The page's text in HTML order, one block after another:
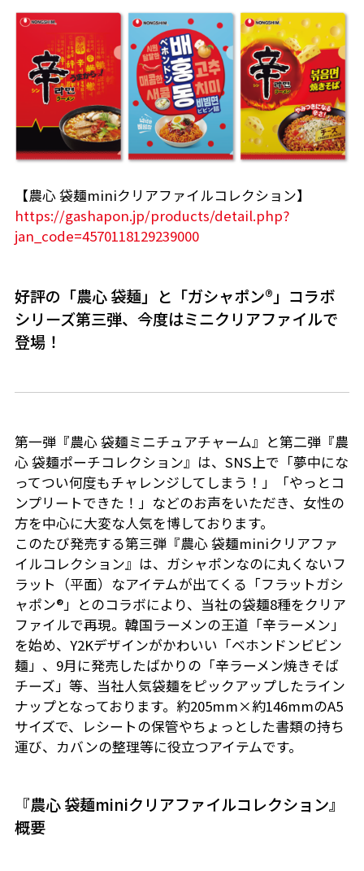
【農心 袋麺miniクリアファイルコレクション】
https://gashapon.jp/products/detail.php?
jan_code=4570118129239000
好評の「農心 袋麺」と「ガシャポン®」コラボ
シリーズ第三弾、今度はミニクリアファイルで
登場！
第一弾『農心 袋麺ミニチュアチャーム』と第二弾『農
心 袋麺ポーチコレクション』は、SNS上で「夢中にな
ってつい何度もチャレンジしてしまう！」「やっとコ
ンプリートできた！」などのお声をいただき、女性の
方を中心に大変な人気を博しております。
このたび発売する第三弾『農心 袋麺miniクリアファ
イルコレクション』は、ガシャポンなのに丸くないフ
ラット（平面）なアイテムが出てくる「フラットガシ
ャポン®」とのコラボにより、当社の袋麺8種をクリア
ファイルで再現。韓国ラーメンの王道「辛ラーメン」
を始め、Y2Kデザインがかわいい「ベホンドンビビン
麺」、9月に発売したばかりの「辛ラーメン焼きそば
チーズ」等、当社人気袋麺をピックアップしたライン
ナップとなっております。約205mm×約146mmのA5
サイズで、レシートの保管やちょっとした書類の持ち
運び、カバンの整理等に役立つアイテムです。
『農心 袋麺miniクリアファイルコレクション』
概要